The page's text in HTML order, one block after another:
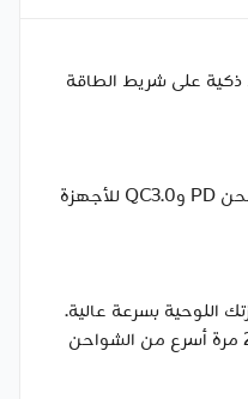
منفصل في 3 منافذ ذكية على شريط الطاقة
يدعم ما يصل إلى 18 واط من الشحن PD وQC3.0 للأجهزة
اللوحية بسرعة عالية.
اشحن الأجهزة المتوافقة حتى 2.5 مرة أسرع من الشواحن